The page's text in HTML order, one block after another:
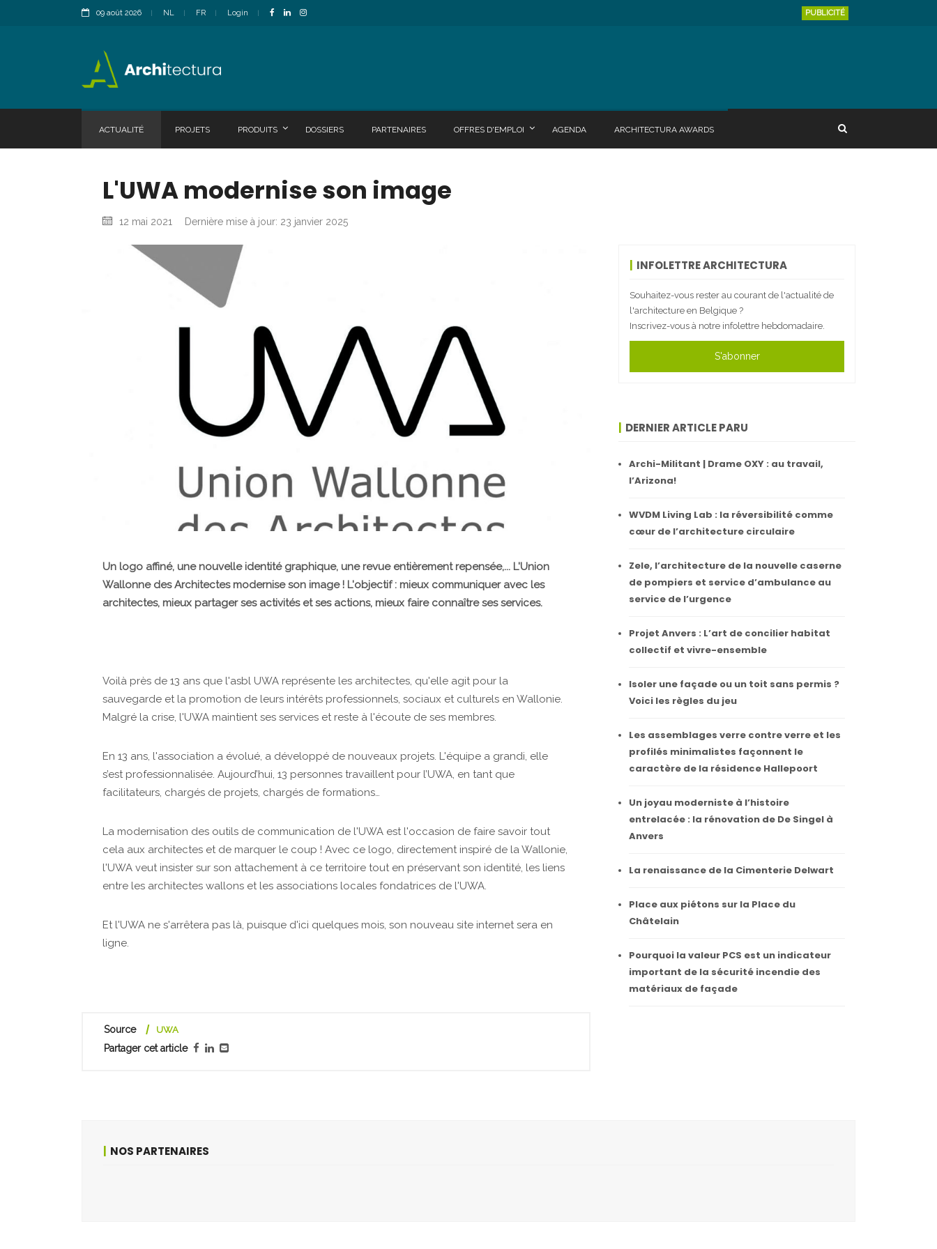
09 août 2026 NL FR Login PUBLICITÉ
ACTUALITÉ PROJETS PRODUITS DOSSIERS PARTENAIRES OFFRES D'EMPLOI AGENDA ARCHITECTURA AWARDS
L'UWA modernise son image
12 mai 2021 Dernière mise à jour: 23 janvier 2025
Un logo affiné, une nouvelle identité graphique, une revue entièrement repensée,... L'Union
Wallonne des Architectes modernise son image ! L'objectif : mieux communiquer avec les
architectes, mieux partager ses activités et ses actions, mieux faire connaître ses services.
Voilà près de 13 ans que l'asbl UWA représente les architectes, qu'elle agit pour la
sauvegarde et la promotion de leurs intérêts professionnels, sociaux et culturels en Wallonie.
Malgré la crise, l'UWA maintient ses services et reste à l'écoute de ses membres.
En 13 ans, l'association a évolué, a développé de nouveaux projets. L'équipe a grandi, elle
s’est professionnalisée. Aujourd’hui, 13 personnes travaillent pour l’UWA, en tant que
facilitateurs, chargés de projets, chargés de formations…
La modernisation des outils de communication de l'UWA est l'occasion de faire savoir tout
cela aux architectes et de marquer le coup ! Avec ce logo, directement inspiré de la Wallonie,
l'UWA veut insister sur son attachement à ce territoire tout en préservant son identité, les liens
entre les architectes wallons et les associations locales fondatrices de l'UWA.
Et l'UWA ne s'arrêtera pas là, puisque d'ici quelques mois, son nouveau site internet sera en
ligne.
Source UWA
Partager cet article
INFOLETTRE ARCHITECTURA
Souhaitez-vous rester au courant de l'actualité de
l'architecture en Belgique ?
Inscrivez-vous à notre infolettre hebdomadaire.
S'abonner
DERNIER ARTICLE PARU
Archi-Militant | Drame OXY : au travail,
l’Arizona!
WVDM Living Lab : la réversibilité comme
cœur de l’architecture circulaire
Zele, l’architecture de la nouvelle caserne
de pompiers et service d’ambulance au
service de l’urgence
Projet Anvers : L’art de concilier habitat
collectif et vivre-ensemble
Isoler une façade ou un toit sans permis ?
Voici les règles du jeu
Les assemblages verre contre verre et les
profilés minimalistes façonnent le
caractère de la résidence Hallepoort
Un joyau moderniste à l’histoire
entrelacée : la rénovation de De Singel à
Anvers
La renaissance de la Cimenterie Delwart
Place aux piétons sur la Place du
Châtelain
Pourquoi la valeur PCS est un indicateur
important de la sécurité incendie des
matériaux de façade
NOS PARTENAIRES